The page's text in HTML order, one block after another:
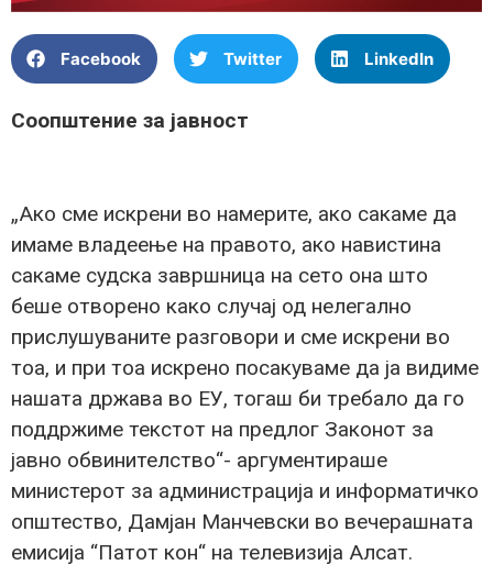
Facebook Twitter LinkedIn
Соопштение за јавност
„Ако сме искрени во намерите, ако сакаме да
имаме владеење на правото, ако навистина
сакаме судска завршница на сето она што
беше отворено како случај од нелегално
прислушуваните разговори и сме искрени во
тоа, и при тоа искрено посакуваме да ја видиме
нашата држава во ЕУ, тогаш би требало да го
поддржиме текстот на предлог Законот за
јавно обвинителство“- аргументираше
министерот за администрација и информатичко
општество, Дамјан Манчевски во вечерашната
емисија “Патот кон“ на телевизија Алсат.